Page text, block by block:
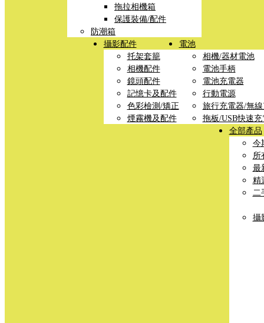
拖拉相機箱
保護裝備/配件
防潮箱
攝影配件
托架套籠
相機配件
鏡頭配件
記憶卡及配件
色彩檢測/矯正
煙霧機及配件
電池
相機/器材電池
電池手柄
電池充電器
行動電源
旅行充電器/無
拖板/USB快速充
全部產品
今
所
最
精
二
攝